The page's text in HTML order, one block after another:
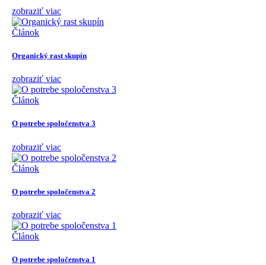
zobraziť viac
Článok
Organický rast skupín
zobraziť viac
Článok
O potrebe spoločenstva 3
zobraziť viac
Článok
O potrebe spoločenstva 2
zobraziť viac
Článok
O potrebe spoločenstva 1